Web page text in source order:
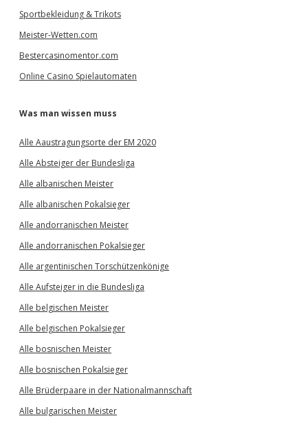
Sportbekleidung & Trikots
Meister-Wetten.com
Bestercasinomentor.com
Online Casino Spielautomaten
Was man wissen muss
Alle Aaustragungsorte der EM 2020
Alle Absteiger der Bundesliga
Alle albanischen Meister
Alle albanischen Pokalsieger
Alle andorranischen Meister
Alle andorranischen Pokalsieger
Alle argentinischen Torschützenkönige
Alle Aufsteiger in die Bundesliga
Alle belgischen Meister
Alle belgischen Pokalsieger
Alle bosnischen Meister
Alle bosnischen Pokalsieger
Alle Brüderpaare in der Nationalmannschaft
Alle bulgarischen Meister